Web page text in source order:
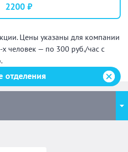
2200 ₽
Цены указаны для компании
человек — по 300 руб./час с
отделения